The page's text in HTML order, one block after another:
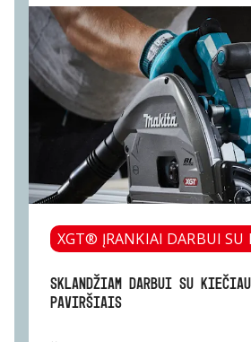
XGT® ĮRANKIAI DARBUI SU
SKLANDŽIAM DARBUI SU
PAVIRŠIAIS